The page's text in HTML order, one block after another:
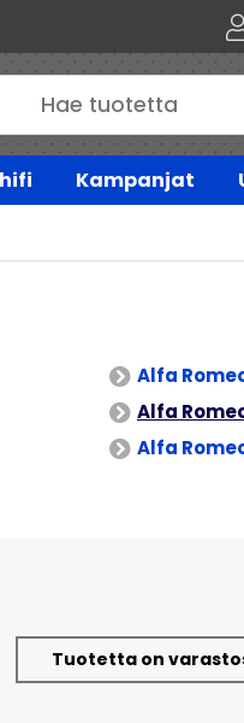
Kampanjat
Alfa
Alfa
Alfa
Tuotetta on